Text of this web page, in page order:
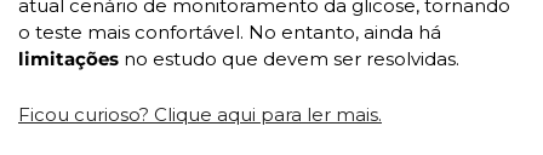
atual cenário de monitoramento da glicose, tornando
limitações no estudo que devem ser resolvidas.
Ficou curioso? Clique aqui para ler mais.